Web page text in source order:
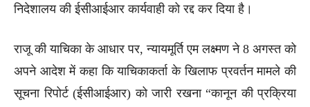
निदेशालय की ईसीआईआर कार्यवाही को रद्द कर दिया है।
राजू की याचिका के आधार पर, न्यायमूर्ति एम लक्ष्मण ने 8 अगस्त को
अपने आदेश में कहा कि याचिकाकर्ता के खिलाफ प्रवर्तन मामले की
सूचना रिपोर्ट (ईसीआईआर) को जारी रखना “कानून की प्रक्रिया